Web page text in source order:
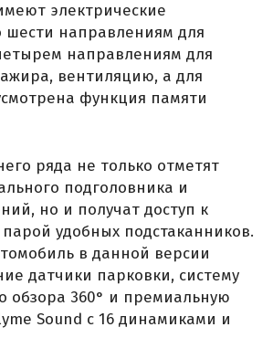
электрические
шести направлениям для
направлениям для
вентиляцию, а для
функция памяти
ряда не только отметят
подголовника и
но и получат доступ к
удобных подстаканников.
в данной версии
датчики парковки, систему
обзора 360° и премиальную
Sound с 16 динамиками и